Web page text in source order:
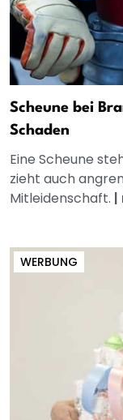
Scheune bei
Schaden
Eine Scheune
zieht auch
Mitleidenschaft. |
WERBUNG